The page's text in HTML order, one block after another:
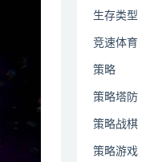
生存类型
竞速体育
策略
策略塔防
策略战棋
策略游戏